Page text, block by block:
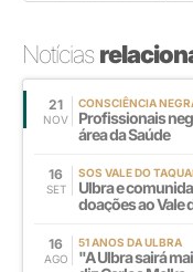
Notícias
21
NOV
CONSCIÊNCIA
Profissionais
área da Saúde
16
SET
SOS VALE DO
Ulbra e
doações ao Vale
16
AGO
51 ANOS DA ULBRA
"A Ulbra sairá